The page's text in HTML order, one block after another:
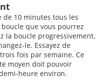
de 10 minutes tous les
que vous pourrez
la boucle progressivement.
le. Essayez de
fois par semaine. Ce
moyen doit pouvoir
heure environ.